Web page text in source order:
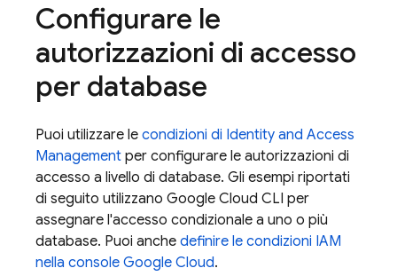
Configurare le
autorizzazioni di accesso
per database
Puoi utilizzare le condizioni di Identity and Access
Management per configurare le autorizzazioni di
accesso a livello di database. Gli esempi riportati
di seguito utilizzano Google Cloud CLI per
assegnare l'accesso condizionale a uno o più
database. Puoi anche definire le condizioni IAM
nella console Google Cloud.